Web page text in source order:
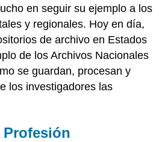
en seguir su ejemplo a los
y regionales. Hoy en día,
de archivo en Estados
de los Archivos Nacionales
se guardan, procesan y
los investigadores las